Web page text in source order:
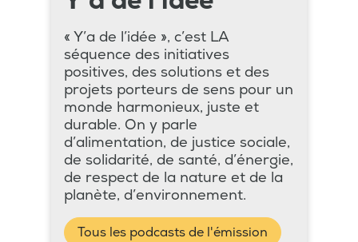
« Y’a de l’idée », c’est LA
séquence des initiatives
positives, des solutions et des
projets porteurs de sens pour un
monde harmonieux, juste et
durable. On y parle
d’alimentation, de justice sociale,
de solidarité, de santé, d’énergie,
de respect de la nature et de la
planète, d’environnement.
Tous les podcasts de l'émission